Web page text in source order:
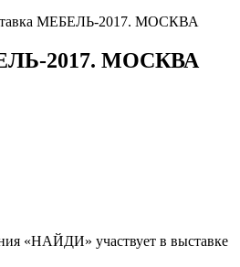
МЕБЕЛЬ-2017. МОСКВА
2017. МОСКВА
«НАЙДИ» участвует в выставке